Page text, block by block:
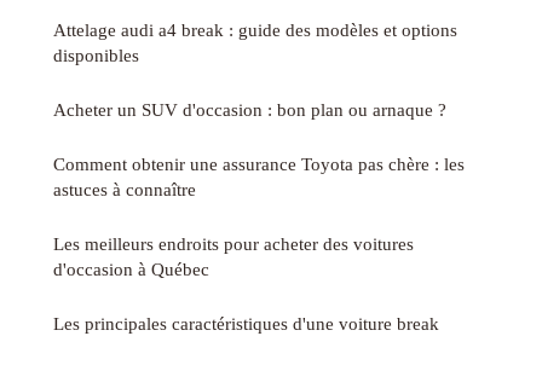
Attelage audi a4 break : guide des modèles et options
disponibles
Acheter un SUV d'occasion : bon plan ou arnaque ?
Comment obtenir une assurance Toyota pas chère : les
astuces à connaître
Les meilleurs endroits pour acheter des voitures
d'occasion à Québec
Les principales caractéristiques d'une voiture break